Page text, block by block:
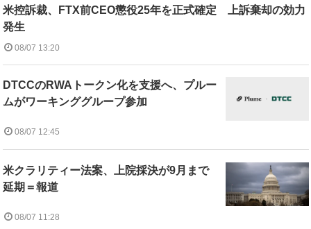
米控訴裁、FTX前CEO懲役25年を正式確定 上訴棄却の効力
発生
08/07 13:20
DTCCのRWAトークン化を支援へ、プルー
ムがワーキンググループ参加
08/07 12:45
米クラリティー法案、上院採決が9月まで
延期＝報道
08/07 11:28